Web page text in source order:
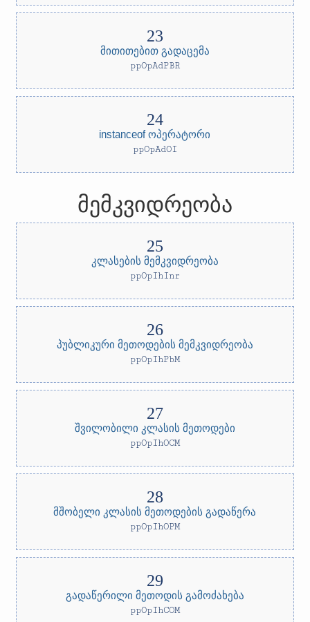
მითითებით გადაცემა
ppOpAdPBR
instanceof ოპერატორი
ppOpAdOI
მემკვიდრეობა
კლასების მემკვიდრეობა
ppOpIhInr
პუბლიკური მეთოდების მემკვიდრეობა
ppOpIhPbM
შვილობილი კლასის მეთოდები
ppOpIhOCM
მშობელი კლასის მეთოდების გადაწერა
ppOpIhOPM
გადაწერილი მეთოდის გამოძახება
ppOpIhCOM